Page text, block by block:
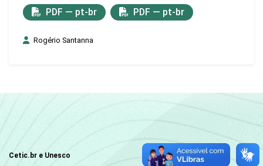
PDF — pt-br PDF — pt-br
Rogério Santanna
Cetic.br e Unesco